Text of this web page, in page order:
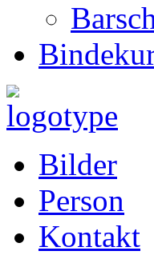
Bilder
Person
Kontakt